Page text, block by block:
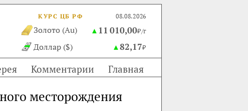
КУРС ЦБ РФ 08.08.2026
Золото (Au) ▲ 11 010,00₽/г
Доллар ($) ▲82,17₽
Комментарии Главная
месторождения